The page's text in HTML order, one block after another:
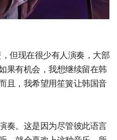
但现在很少有人演奏，大部
果有机会，我想继续留在韩
且，我希望用笙簧让韩国音
奏。这是因为尽管彼此语言